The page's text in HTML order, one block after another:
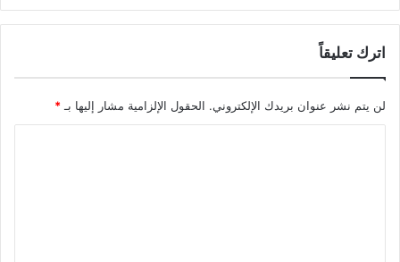
اترك تعليقاً
لن يتم نشر عنوان بريدك الإلكتروني. الحقول الإلزامية مشار إليها بـ *